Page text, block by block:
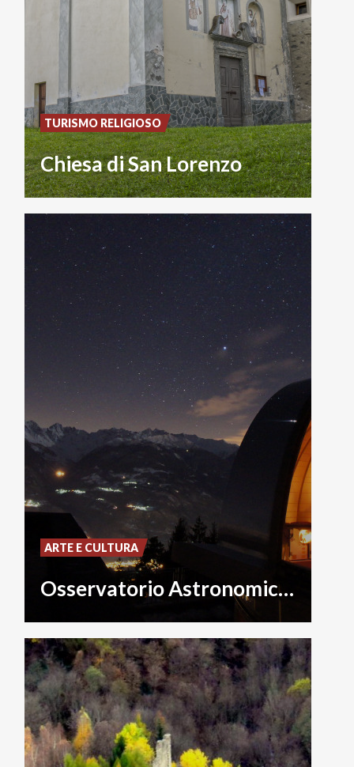
Chiesa di San Lorenzo
TURISMO RELIGIOSO
Osservatorio Astronomico Giuseppe Piazzi
ARTE E CULTURA